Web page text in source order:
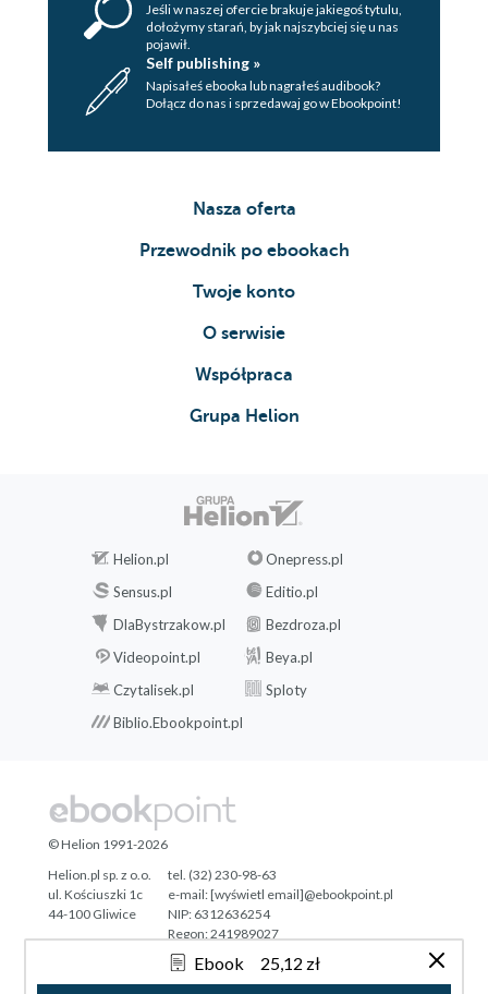
Ebook 25,12 zł
Jeśli w naszej ofercie brakuje jakiegoś tytulu,
dołożymy starań, by jak najszybciej się u nas
pojawił.
Self publishing »
Napisałeś ebooka lub nagrałeś audibook?
Dołącz do nas i sprzedawaj go w Ebookpoint!
Nasza oferta
Przewodnik po ebookach
Twoje konto
O serwisie
Współpraca
Grupa Helion
Helion.pl
Onepress.pl
Sensus.pl
Editio.pl
DlaBystrzakow.pl
Bezdroza.pl
Videopoint.pl
Beya.pl
Czytalisek.pl
Sploty
Biblio.Ebookpoint.pl
Tonik.pl
© Helion 1991-2026
Helion.pl sp. z o.o.
ul. Kościuszki 1c
44-100 Gliwice
tel. (32) 230-98-63
e-mail:[wyświetl email]@ebookpoint.pl
NIP: 6312636254
Regon: 241989027